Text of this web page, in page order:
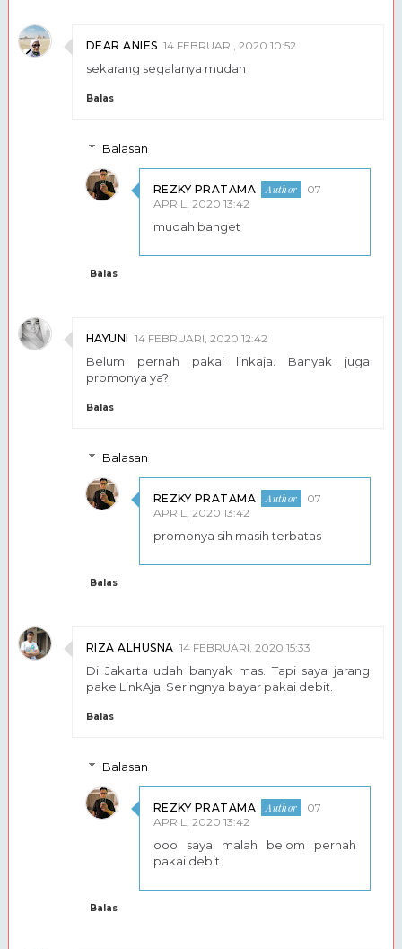
DEAR ANIES 14 FEBRUARI, 2020 10:52
sekarang segalanya mudah
Balas
Balasan
REZKY PRATAMA
07
APRIL, 2020 13:42
mudah banget
Balas
HAYUNI 14 FEBRUARI, 2020 12:42
Belum pernah pakai linkaja. Banyak juga
promonya ya?
Balas
Balasan
REZKY PRATAMA
07
APRIL, 2020 13:42
promonya sih masih terbatas
Balas
RIZA ALHUSNA 14 FEBRUARI, 2020 15:33
Di Jakarta udah banyak mas. Tapi saya jarang
pake LinkAja. Seringnya bayar pakai debit.
Balas
Balasan
REZKY PRATAMA
07
APRIL, 2020 13:42
ooo saya malah belom pernah
pakai debit
Balas